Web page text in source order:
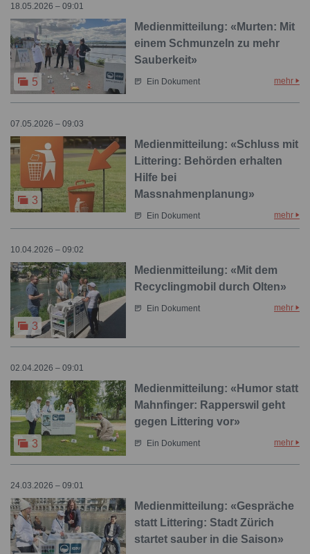
18.05.2026 – 09:01
5
Medienmitteilung: «Murten: Mit
einem Schmunzeln zu mehr
Sauberkeit»
Ein Dokument mehr
07.05.2026 – 09:03
3
Medienmitteilung: «Schluss mit
Littering: Behörden erhalten
Hilfe bei
Massnahmenplanung»
Ein Dokument mehr
10.04.2026 – 09:02
3
Medienmitteilung: «Mit dem
Recyclingmobil durch Olten»
Ein Dokument mehr
02.04.2026 – 09:01
3
Medienmitteilung: «Humor statt
Mahnfinger: Rapperswil geht
gegen Littering vor»
Ein Dokument mehr
24.03.2026 – 09:01
Medienmitteilung: «Gespräche
statt Littering: Stadt Zürich
startet sauber in die Saison»